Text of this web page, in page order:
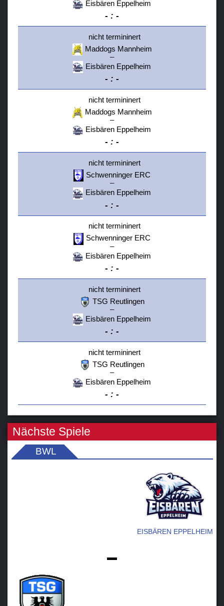
Eisbären Eppelheim
- : -
nicht termininert
Maddogs Mannheim
–
Eisbären Eppelheim
- : -
nicht termininert
Maddogs Mannheim
–
Eisbären Eppelheim
- : -
nicht termininert
Schwenninger ERC
–
Eisbären Eppelheim
- : -
nicht termininert
Schwenninger ERC
–
Eisbären Eppelheim
- : -
nicht termininert
TSG Reutlingen
–
Eisbären Eppelheim
- : -
nicht termininert
TSG Reutlingen
–
Eisbären Eppelheim
- : -
Nächste Spiele
BWL
EISBÄREN EPPELHEIM
-